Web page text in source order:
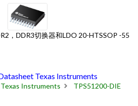
，DDR3切换器和LDO 20-HTSSOP -55
Texas Instruments
Texas Instruments
TPS51200-DIE